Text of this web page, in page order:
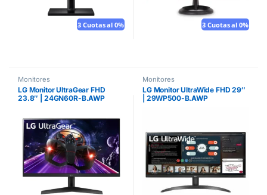
3 Cuotas al 0% 3 Cuotas al 0%
Monitores
LG Monitor UltraGear FHD
23.8″ | 24GN60R-B.AWP
Monitores
LG Monitor UltraWide FHD 29″
| 29WP500-B.AWP